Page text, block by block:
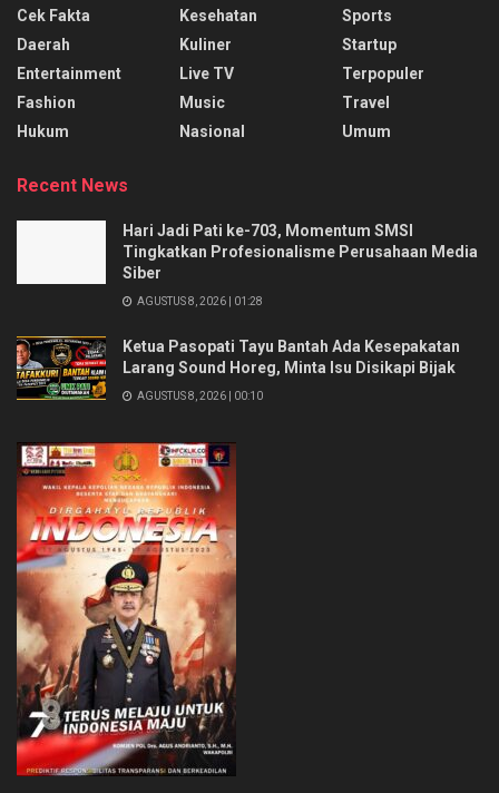
Cek Fakta
Daerah
Entertainment
Fashion
Hukum
Kesehatan
Kuliner
Live TV
Music
Nasional
Sports
Startup
Terpopuler
Travel
Umum
Recent News
Hari Jadi Pati ke-703, Momentum SMSI
Tingkatkan Profesionalisme Perusahaan Media
Siber
AGUSTUS 8, 2026 | 01:28
Ketua Pasopati Tayu Bantah Ada Kesepakatan
Larang Sound Horeg, Minta Isu Disikapi Bijak
AGUSTUS 8, 2026 | 00:10